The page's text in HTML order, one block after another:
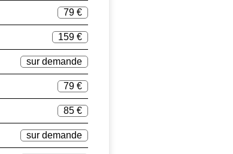
79 €
159 €
sur demande
79 €
85 €
sur demande